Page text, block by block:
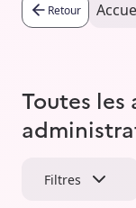
Retour
Toutes
Filtres